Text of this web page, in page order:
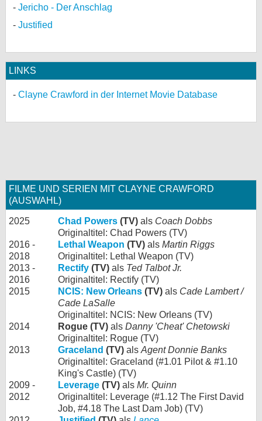
Jericho - Der Anschlag
Justified
LINKS
Clayne Crawford in der Internet Movie Database
FILME UND SERIEN MIT CLAYNE CRAWFORD
(AUSWAHL)
2025 Chad Powers (TV) als Coach Dobbs
Originaltitel: Chad Powers (TV)
2016 -
2018
Lethal Weapon (TV) als Martin Riggs
Originaltitel: Lethal Weapon (TV)
2013 -
2016
Rectify (TV) als Ted Talbot Jr.
Originaltitel: Rectify (TV)
2015
NCIS: New Orleans (TV) als Cade Lambert /
Cade LaSalle
Originaltitel: NCIS: New Orleans (TV)
2014
Rogue (TV) als Danny 'Cheat' Chetowski
Originaltitel: Rogue (TV)
2013
Graceland (TV) als Agent Donnie Banks
Originaltitel: Graceland (#1.01 Pilot & #1.10
King's Castle) (TV)
2009 -
2012
Leverage (TV) als Mr. Quinn
Originaltitel: Leverage (#1.12 The First David
Job, #4.18 The Last Dam Job) (TV)